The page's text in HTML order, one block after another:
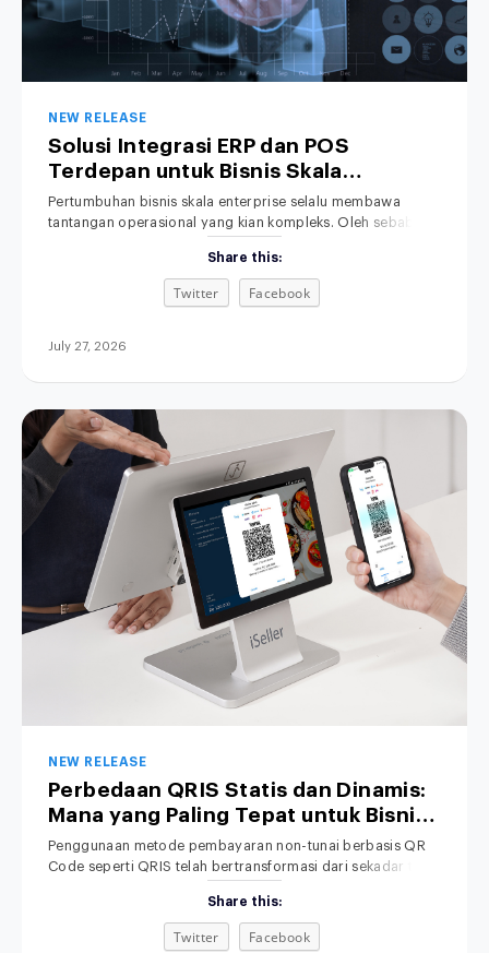
NEW RELEASE
Solusi Integrasi ERP dan POS
Terdepan untuk Bisnis Skala
Enterprise
Pertumbuhan bisnis skala enterprise selalu membawa
tantangan operasional yang kian kompleks. Oleh sebab itu,
mutlak. Namun, sistem kasir di toko fisik sering kali berjalan
terpisah dari sistem Enterprise Resource Planning (ERP) di
kantor pusat. Akibatnya, tim manajemen terpaksa
mencocokkan data penjualan serta persediaan
Share this:
Twitter Facebook
July 27, 2026
NEW RELEASE
Perbedaan QRIS Statis dan Dinamis:
Mana yang Paling Tepat untuk Bisnis
Anda?
Penggunaan metode pembayaran non-tunai berbasis QR
Code seperti QRIS telah bertransformasi dari sekadar tren
kopi lokal, toko retail pakaian, hingga jaringan restoran
nasional, konsumen kini lebih memilih memindai QR melalui
smartphone daripada membawa uang tunai. Meski
Share this:
Twitter Facebook